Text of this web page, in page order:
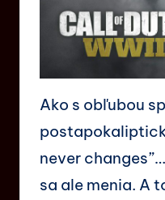
Ako s obľubou
never
sa ale menia. A